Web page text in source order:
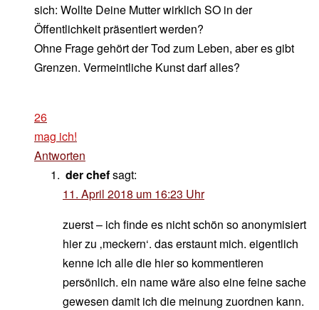
sich: Wollte Deine Mutter wirklich SO in der
Öffentlichkeit präsentiert werden?
Ohne Frage gehört der Tod zum Leben, aber es gibt
Grenzen. Vermeintliche Kunst darf alles?
26
mag ich!
Antworten
der chefsagt:
11. April 2018 um 16:23 Uhr
zuerst – ich finde es nicht schön so anonymisiert
hier zu ‚meckern‘. das erstaunt mich. eigentlich
kenne ich alle die hier so kommentieren
persönlich. ein name wäre also eine feine sache
gewesen damit ich die meinung zuordnen kann.